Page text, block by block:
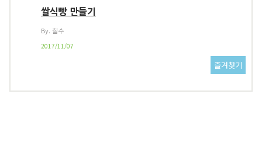
쌀식빵 만들기
By. 칠수
2017/11/07